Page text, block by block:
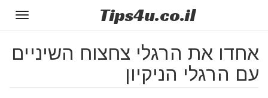
Tips4u.co.il
אחדו את הרגלי צחצוח השיניים
עם הרגלי הניקיון